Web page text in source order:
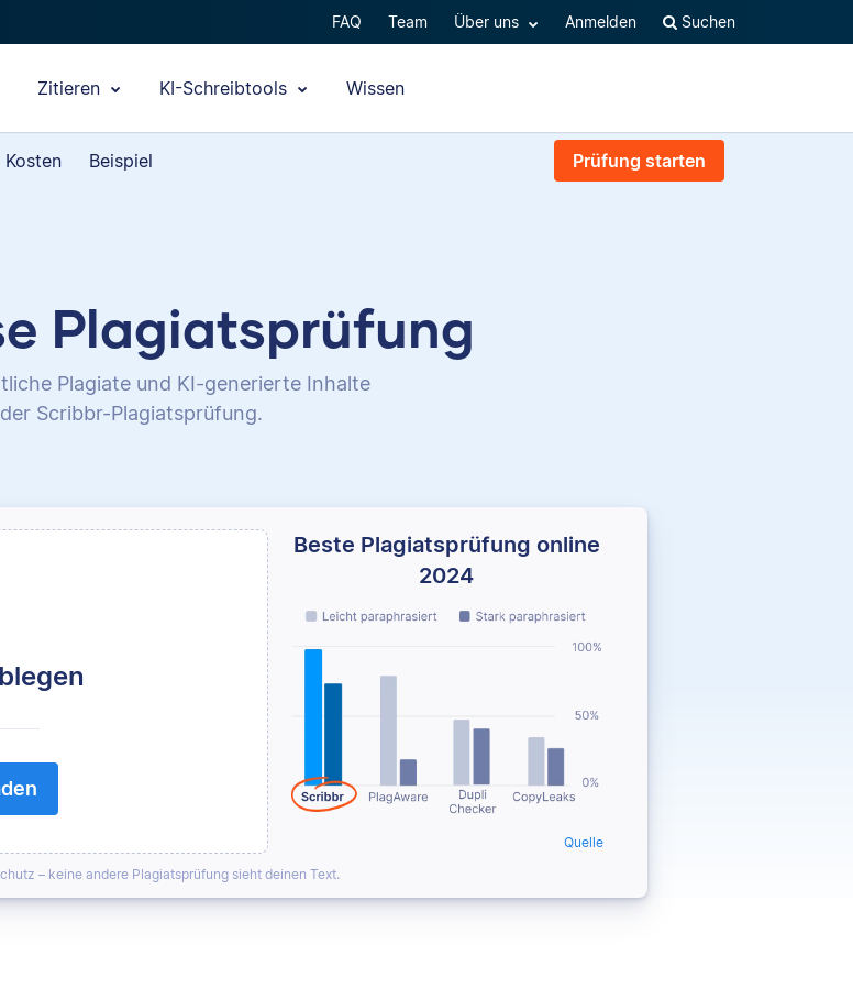
FAQ Team Über uns Anmelden Suchen
Zitieren KI-Schreibtools Wissen
Kosten Beispiel Prüfung starten
Plagiatsprüfung
Plagiate und KI-generierte Inhalte
Scribbr-Plagiatsprüfung.
Beste Plagiatsprüfung online
2024
Quelle
– keine andere Plagiatsprüfung sieht deinen Text.